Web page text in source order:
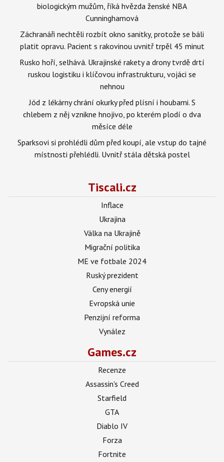
biologickým mužům, říká hvězda ženské NBA
Cunninghamová
Záchranáři nechtěli rozbít okno sanitky, protože se báli
platit opravu. Pacient s rakovinou uvnitř trpěl 45 minut
Rusko hoří, selhává. Ukrajinské rakety a drony tvrdě drtí
ruskou logistiku i klíčovou infrastrukturu, vojáci se
nehnou
Jód z lékárny chrání okurky před plísní i houbami. S
chlebem z něj vznikne hnojivo, po kterém plodí o dva
měsíce déle
Sparksovi si prohlédli dům před koupí, ale vstup do tajné
místnosti přehlédli. Uvnitř stála dětská postel
Tiscali.cz
Inflace
Ukrajina
Válka na Ukrajině
Migrační politika
ME ve fotbale 2024
Ruský prezident
Ceny energií
Evropská unie
Penzijní reforma
Vynález
Games.cz
Recenze
Assassin's Creed
Starfield
GTA
Diablo IV
Forza
Fortnite